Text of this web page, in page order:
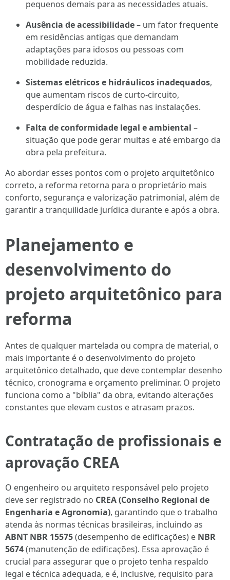
pequenos demais para as necessidades atuais.
Ausência de acessibilidade– um fator frequente
em residências antigas que demandam
adaptações para idosos ou pessoas com
mobilidade reduzida.
Sistemas elétricos e hidráulicos inadequados,
que aumentam riscos de curto-circuito,
desperdício de água e falhas nas instalações.
Falta de conformidade legal e ambiental –
situação que pode gerar multas e até embargo da
obra pela prefeitura.
Ao abordar esses pontos com o projeto arquitetônico
correto, a reforma retorna para o proprietário mais
conforto, segurança e valorização patrimonial, além de
garantir a tranquilidade jurídica durante e após a obra.
Planejamento e
desenvolvimento do
projeto arquitetônico para
reforma
Antes de qualquer martelada ou compra de material, o
mais importante é o desenvolvimento do projeto
arquitetônico detalhado, que deve contemplar desenho
técnico, cronograma e orçamento preliminar. O projeto
funciona como a "bíblia" da obra, evitando alterações
constantes que elevam custos e atrasam prazos.
Contratação de profissionais e
aprovação CREA
O engenheiro ou arquiteto responsável pelo projeto
deve ser registrado no CREA (Conselho Regional de
Engenharia e Agronomia), garantindo que o trabalho
atenda às normas técnicas brasileiras, incluindo as
ABNT NBR 15575(desempenho de edificações) e NBR
5674(manutenção de edificações). Essa aprovação é
crucial para assegurar que o projeto tenha respaldo
legal e técnica adequada, e é, inclusive, requisito para